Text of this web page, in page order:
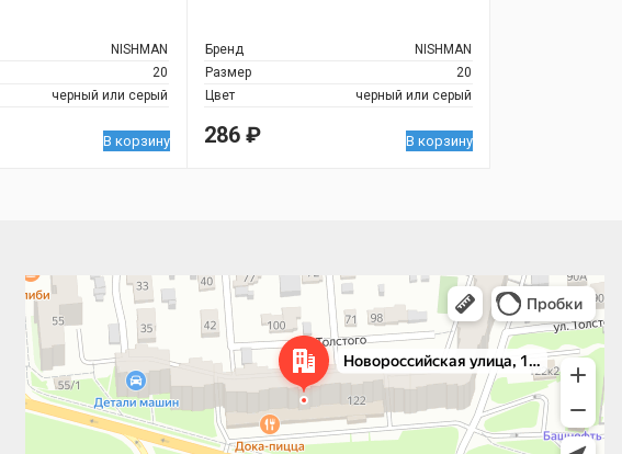
NISHMAN
20
черный или серый
В корзину
Бренд
NISHMAN
Размер
20
Цвет
черный или серый
286 ₽ В корзину
Челябинск
Новороссийская улица, 122 — Яндекс.Карты